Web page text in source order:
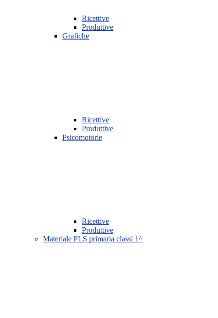
Ricettive
Produttive
Grafiche
Ricettive
Produttive
Psicomotorie
Ricettive
Produttive
Materiale PLS primaria classi 1^